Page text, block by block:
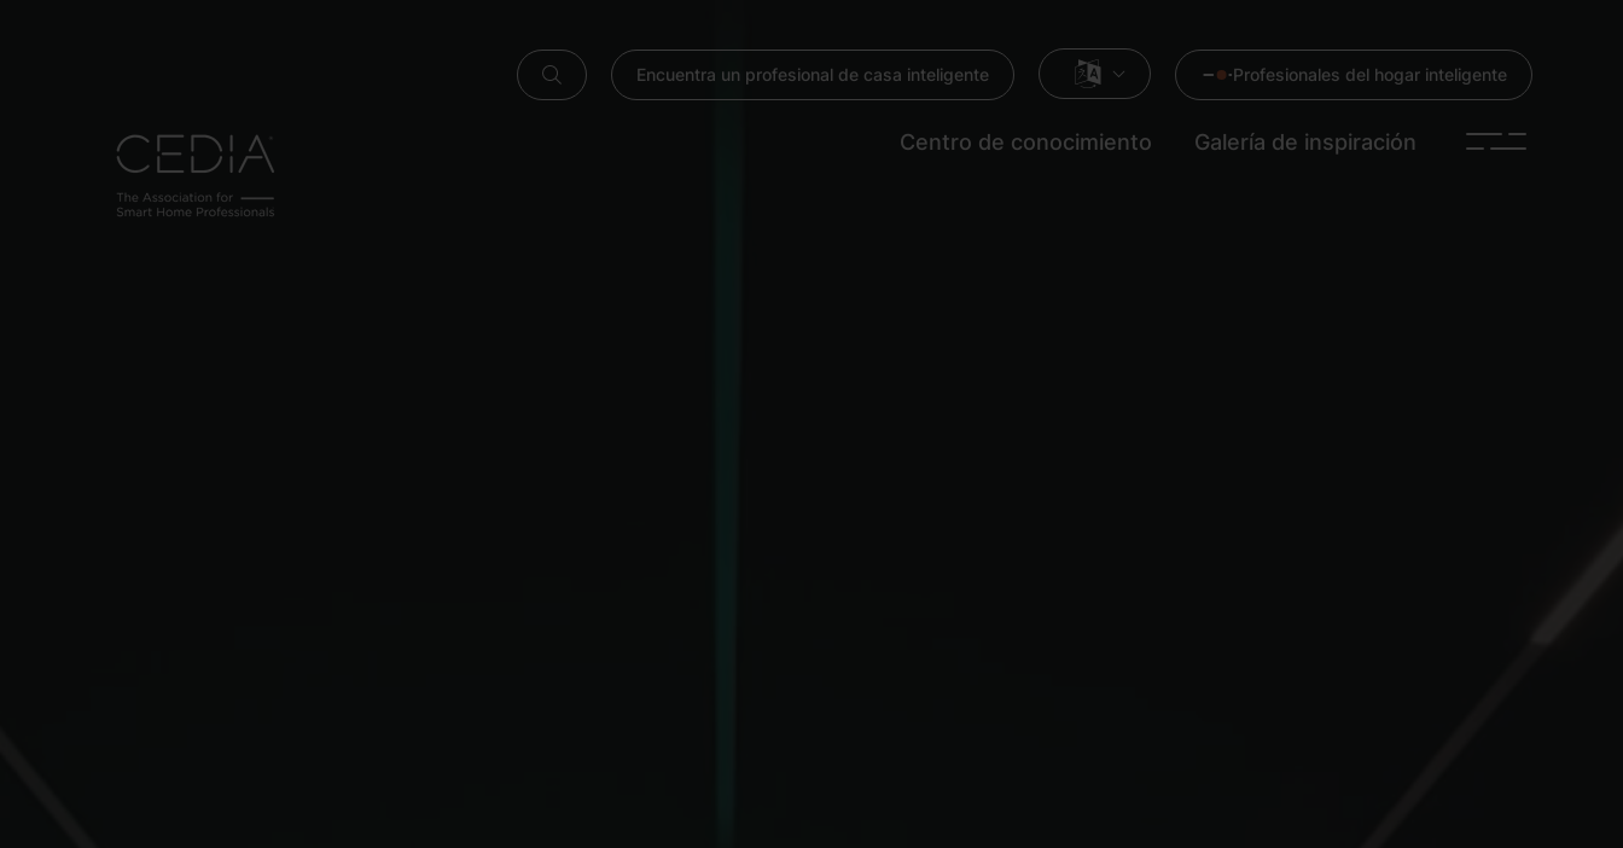
Encuentra un profesional de casa inteligente Profesionales del hogar inteligente
Centro de conocimiento Galería de inspiración